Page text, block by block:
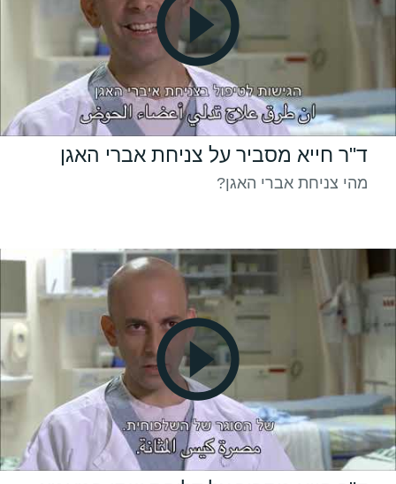
ד"ר חייא מסביר על צניחת אברי האגן
מהי צניחת אברי האגן?